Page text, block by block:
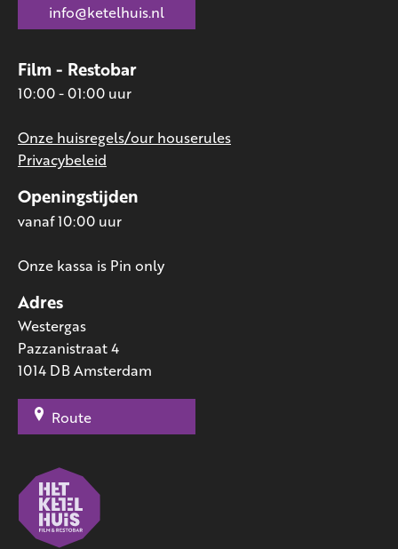
Adres
Westergas
Pazzanistraat 4
1014 DB Amsterdam
Route
Openingstijden
vanaf 10:00 uur
Onze kassa is Pin only
Film - Restobar
10:00 - 01:00 uur
Onze huisregels/our houserules
Privacybeleid
info@ketelhuis.nl